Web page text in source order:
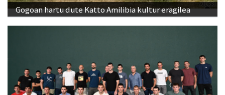
Gogoan hartu dute Katto Amilibia kultur eragilea